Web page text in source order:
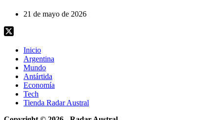
21 de mayo de 2026
Inicio
Argentina
Mundo
Antártida
Economía
Tech
Tienda Radar Austral